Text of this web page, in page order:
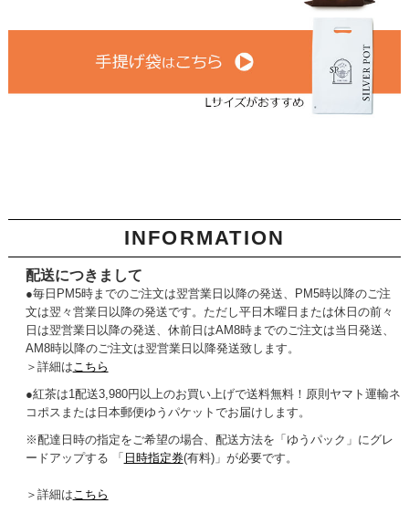
INFORMATION
配送につきまして
●毎日PM5時までのご注文は翌営業日以降の発送、PM5時以降のご注
文は翌々営業日以降の発送です。ただし平日木曜日または休日の前々
日は翌営業日以降の発送、休前日はAM8時までのご注文は当日発送、
AM8時以降のご注文は翌営業日以降発送致します。
＞詳細は こちら
●紅茶は1配送3,980円以上のお買い上げで送料無料！原則ヤマト運輸ネ
コポスまたは日本郵便ゆうパケットでお届けします。
※配達日時の指定をご希望の場合、配送方法を「ゆうパック」にグレ
ードアップする 「 日時指定券(有料)」が必要です。
＞詳細は こちら